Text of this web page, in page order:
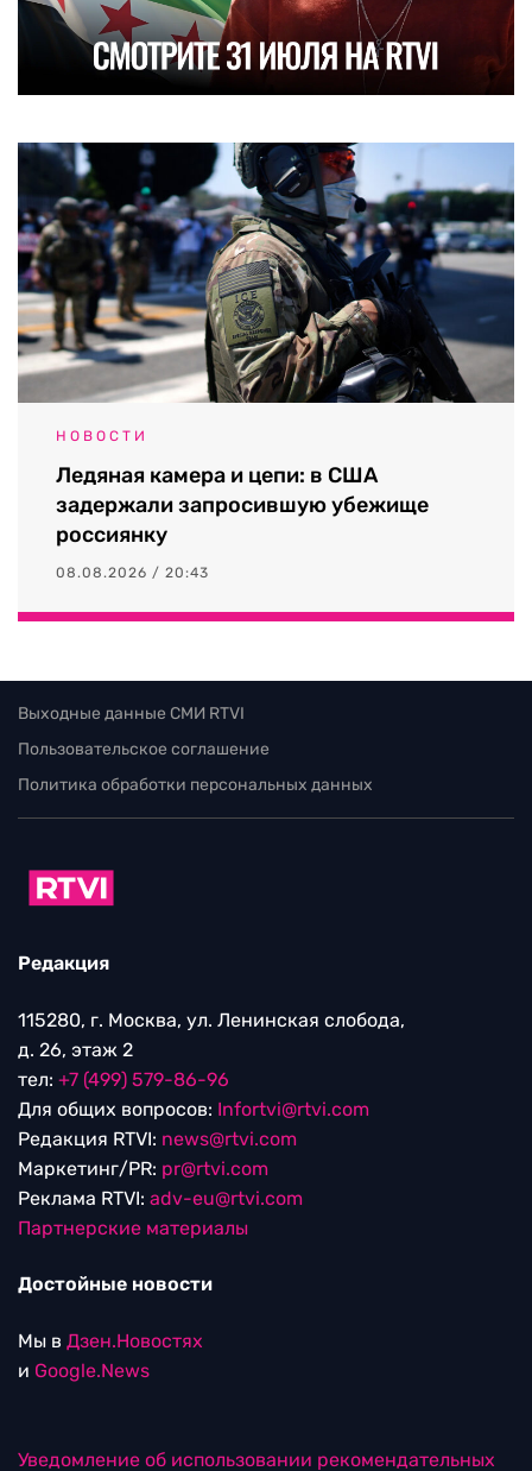
НОВОСТИ
Ледяная камера и цепи: в США
задержали запросившую убежище
россиянку
08.08.2026 / 20:43
Выходные данные СМИ RTVI
Пользовательское соглашение
Политика обработки персональных данных
Редакция
115280, г. Москва, ул. Ленинская слобода,
д. 26, этаж 2
тел: +7 (499) 579-86-96
Для общих вопросов: Infortvi@rtvi.com
Редакция RTVI: news@rtvi.com
Маркетинг/PR: pr@rtvi.com
Реклама RTVI: adv-eu@rtvi.com
Партнерские материалы
Достойные новости
Мы в Дзен.Новостях
и Google.News
Уведомление об использовании рекомендательных